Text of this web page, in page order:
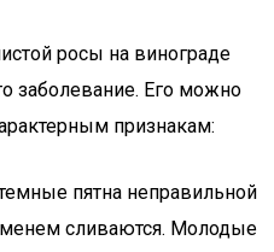
росы на винограде
заболевание. Его можно
признакам:
пятна неправильной
сливаются. Молодые